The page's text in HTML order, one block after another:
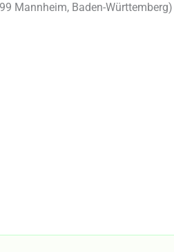
Mannheim, Baden-Württemberg)